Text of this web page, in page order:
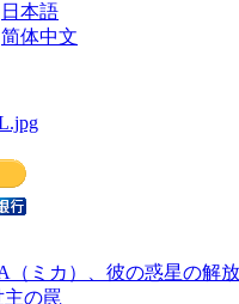
日本語
简体中文